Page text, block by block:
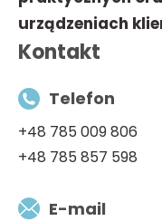
urządzeniach
Kontakt
Telefon
+48 785 009 806
+48 785 857 598
E-mail